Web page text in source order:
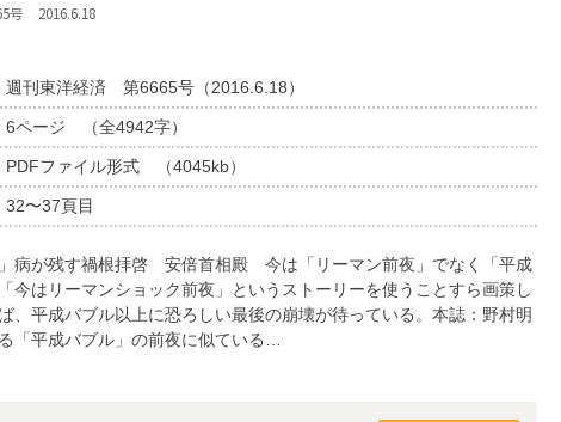
号 2016.6.18
週刊東洋経済 第6665号（2016.6.18）
6ページ （全4942字）
PDFファイル形式 （4045kb）
32〜37頁目
病が残す禍根拝啓 安倍首相殿 今は「リーマン前夜」でなく「平成
今はリーマンショック前夜」というストーリーを使うことすら画策し
、平成バブル以上に恐ろしい最後の崩壊が待っている。本誌：野村明
平成バブル」の前夜に似ている…